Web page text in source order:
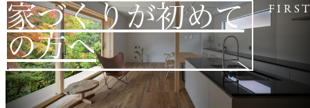
家づくりが初めて
の方へ